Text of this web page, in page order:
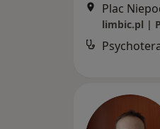
Plac